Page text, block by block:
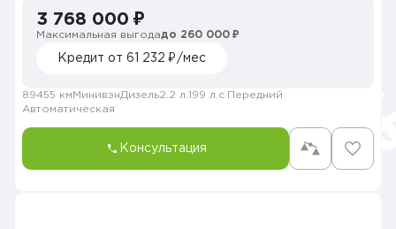
3 768 000 ₽
Максимальная выгодадо 260 000 ₽
Кредит от 61 232 ₽/мес
89455 км МинивэнДизель2.2 л. 199 л.с. Передний
Автоматическая
Консультация